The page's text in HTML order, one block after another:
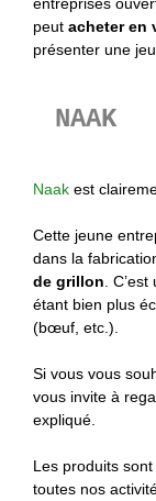
peut acheter en
présenter une
NAAK
Naak est
Cette jeune
dans la
de grillon .
étant bien plus
(bœuf, etc.).
Si vous vous
vous invite à
expliqué.
Les produits
toutes nos